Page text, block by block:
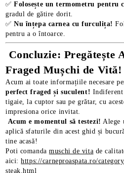
✅Folosește un termometru pentru
gradul de gătire dorit.
✅Nu înțepa carnea cu furculița!
pentru a o întoarce.
Concluzie: Pregătește
Fraged Mușchi de Vită!
Acum ai toate informațiile necesare
perfect fraged și suculent! Indiferent
tigaie, la cuptor sau pe grătar, cu
impresiona orice invitat.
Acum e momentul să testezi! Alege
aplică sfaturile din acest ghid și
tine acasă!
Poti comandamuschi de vita de
aici:https://carneproaspata.ro/
steak.html